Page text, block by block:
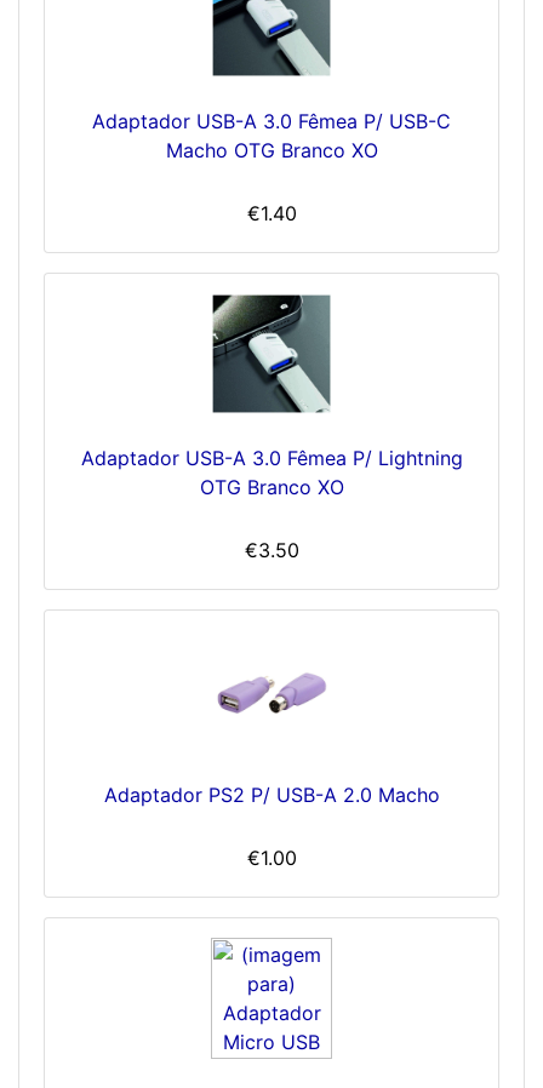
Adaptador USB-A 3.0 Fêmea P/ USB-C
Macho OTG Branco XO
€1.40
Adaptador USB-A 3.0 Fêmea P/ Lightning
OTG Branco XO
€3.50
Adaptador PS2 P/ USB-A 2.0 Macho
€1.00